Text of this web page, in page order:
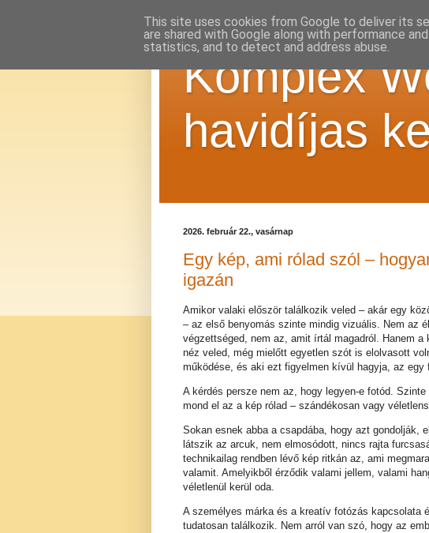
Komplex
havidíjas
2026. február 22., vasárnap
Egy kép, ami rólad szól –
igazán
Amikor valaki először találkozik veled – akár egy
– az első benyomás szinte mindig vizuális. Nem az
végzettséged, nem az, amit írtál magadról. Hanem
néz veled, még mielőtt egyetlen szót is elolvasott
működése, és aki ezt figyelmen kívül hagyja, az egy
A kérdés persze nem az, hogy legyen-e fotód.
mond el az a kép rólad – szándékosan vagy
Sokan esnek abba a csapdába, hogy azt gondolják,
látszik az arcuk, nem elmosódott, nincs rajta
technikailag rendben lévő kép ritkán az, ami
valamit. Amelyikből érződik valami jellem, valami
véletlenül kerül oda.
A személyes márka és a kreatív fotózás kapcsolata
tudatosan találkozik. Nem arról van szó, hogy az
This site uses cookies from Google to deliver its
are shared with Google along with performance
statistics, and to detect and address abuse.